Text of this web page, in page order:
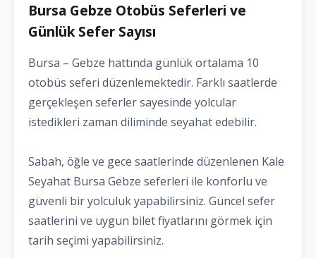
Bursa Gebze Otobüs Seferleri ve
Günlük Sefer Sayısı
Bursa – Gebze hattında günlük ortalama 10
otobüs seferi düzenlemektedir. Farklı saatlerde
gerçekleşen seferler sayesinde yolcular
istedikleri zaman diliminde seyahat edebilir.
Sabah, öğle ve gece saatlerinde düzenlenen Kale
Seyahat Bursa Gebze seferleri ile konforlu ve
güvenli bir yolculuk yapabilirsiniz. Güncel sefer
saatlerini ve uygun bilet fiyatlarını görmek için
tarih seçimi yapabilirsiniz.